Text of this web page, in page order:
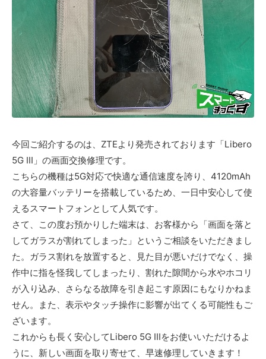
今回ご紹介するのは、ZTEより発売されております「Libero
5G Ⅲ」の画面交換修理です。
こちらの機種は5G対応で快適な通信速度を誇り、4120mAh
の大容量バッテリーを搭載しているため、一日中安心して使
えるスマートフォンとして人気です。
さて、この度お預かりした端末は、お客様から「画面を落と
してガラスが割れてしまった」というご相談をいただきまし
た。ガラス割れを放置すると、見た目が悪いだけでなく、操
作中に指を怪我してしまったり、割れた隙間から水やホコリ
が入り込み、さらなる故障を引き起こす原因にもなりかねま
せん。また、表示やタッチ操作に影響が出てくる可能性もご
ざいます。
これからも長く安心してLibero 5G Ⅲをお使いいただけるよ
うに、新しい画面を取り寄せて、早速修理していきます！